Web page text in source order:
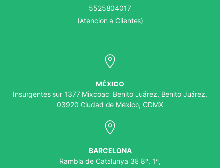
MÉXICO
Insurgentes sur 1377 Mixcoac, Benito Juárez, Benito Juárez,
03920 Ciudad de México, CDMX
BARCELONA
Rambla de Catalunya 38 8º, 1ª,
5525804017
(Atencion a Clientes)